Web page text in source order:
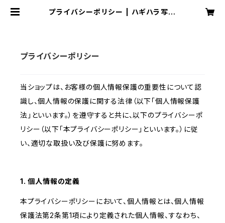
プライバシーポリシー | ハギハラ写真
プライバシーポリシー
当ショップは、お客様の個人情報保護の重要性について認
識し、個人情報の保護に関する法律（以下「個人情報保護
法」といいます。）を遵守すると共に、以下のプライバシーポ
リシー（以下「本プライバシーポリシー」といいます。）に従
い、適切な取扱い及び保護に努めます。
1. 個人情報の定義
本プライバシーポリシーにおいて、個人情報とは、個人情報
保護法第2条第1項により定義された個人情報、すなわち、